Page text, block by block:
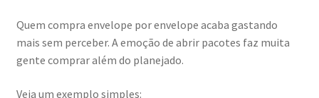
Quem compra envelope por envelope acaba gastando
mais sem perceber. A emoção de abrir pacotes faz muita
gente comprar além do planejado.
Veja um exemplo simples: